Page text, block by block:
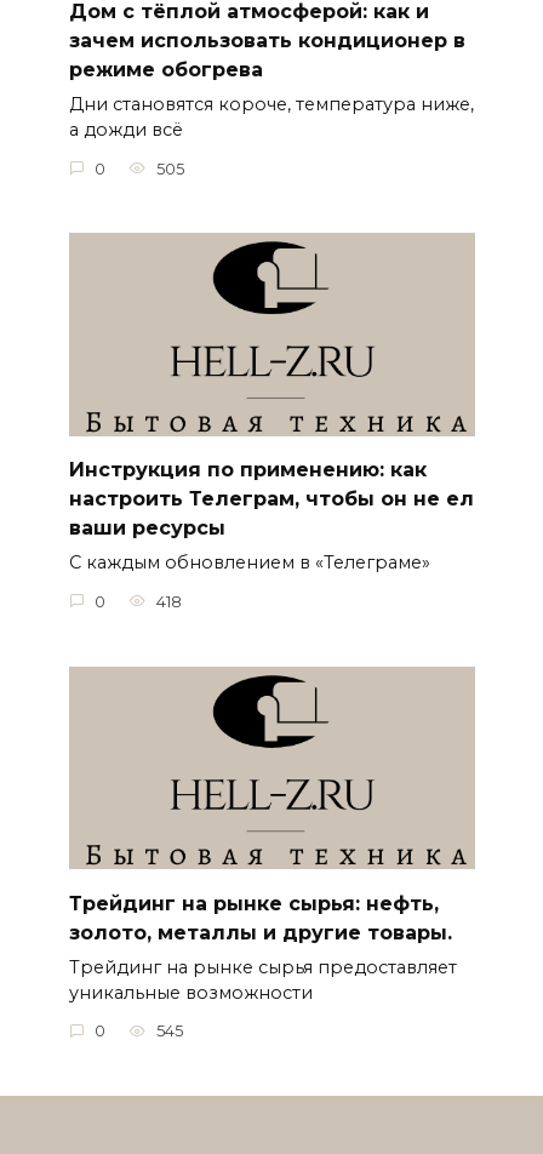
Дом с тёплой атмосферой: как и
зачем использовать кондиционер в
режиме обогрева
Дни становятся короче, температура ниже,
а дожди всё
0 505
Инструкция по применению: как
настроить Телеграм, чтобы он не ел
ваши ресурсы
С каждым обновлением в «Телеграме»
0 418
Трейдинг на рынке сырья: нефть,
золото, металлы и другие товары.
Трейдинг на рынке сырья предоставляет
уникальные возможности
0 545